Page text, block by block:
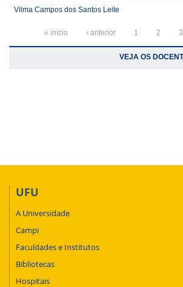
Vilma Campos dos Santos Leite
« início ‹ anterior 1 2 3
VEJA OS
UFU
A Universidade
Campi
Faculdades e Institutos
Bibliotecas
Hospitais